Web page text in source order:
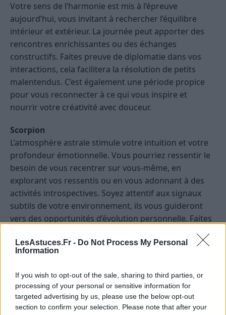
LesAstuces.Fr - Do Not Process My Personal
Information
If you wish to opt-out of the sale, sharing to third parties, or
processing of your personal or sensitive information for
targeted advertising by us, please use the below opt-out
section to confirm your selection. Please note that after your
Votre sens de l’harmonie est mis à l’épreuve
aujourd’hui, vous invitant à rechercher l’équilibre
intérieur et extérieur. La journée peut apporter des
rencontres enrichissantes ou des échanges
constructifs. Faites preuve de diplomatie dans vos
interactions, cela facilitera la résolution de petits
malentendus. C’est également une période propice
pour vous reconnecter à ce qui vous inspire et
nourrir votre créativité avec douceur.
Scorpion
L’atmosphère astrale stimule votre intuition et votre
profondeur émotionnelle. Vous pourriez ressentir le
besoin de vous recentrer sur vous-même, en
explorant vos ressentis ou en vous adonnant à des
activités introspectives. Soyez attentif aux signaux
subtils de votre environnement, ils vous guideront
vers des opportunités d’évolution personnelle. Faites
emporter par des émotions intenses.
Une énergie d’ouverture vous accompagne, vous
invitant à explorer de nouvelles idées ou à élargir
votre vision du monde. La journée favorise la